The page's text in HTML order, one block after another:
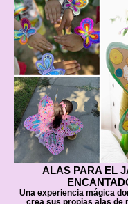
ALAS PARA EL
Una experiencia mágica
crea sus propias alas de